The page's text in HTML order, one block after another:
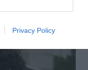
Privacy Policy